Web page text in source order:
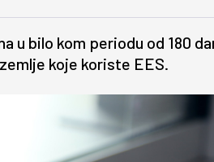
u bilo kom periodu od 180
koje koriste EES.